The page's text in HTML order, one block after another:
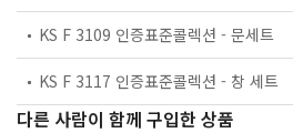
KS F 3109 인증표준콜렉션 - 문세트
KS F 3117 인증표준콜렉션 - 창 세트
다른 사람이 함께 구입한 상품